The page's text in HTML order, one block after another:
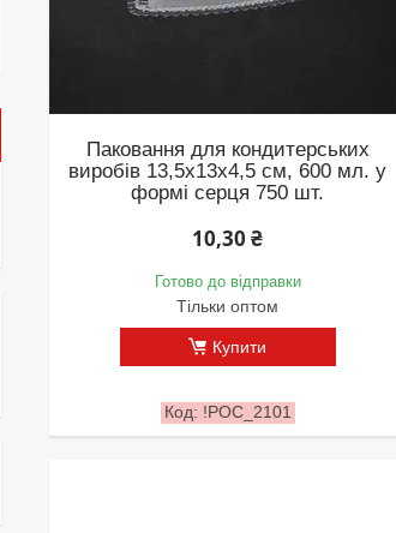
Паковання для кондитерських
виробів 13,5х13х4,5 см, 600 мл. у
формі серця 750 шт.
10,30 ₴
Готово до відправки
Тільки оптом
Купити
!РОС_2101